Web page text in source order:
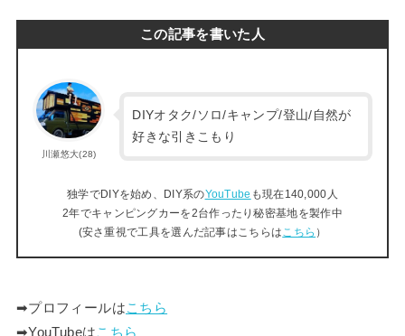
この記事を書いた人
川瀬悠大(28)
DIYオタク/ソロ/キャンプ/登山/自然が
好きな引きこもり
独学でDIYを始め、DIY系のYouTube も現在140,000人
2年でキャンピングカーを2台作ったり秘密基地を製作中
(安さ重視で工具を選んだ記事はこちらは こちら ）
➡︎プロフィールはこちら
➡︎YouTubeはこちら